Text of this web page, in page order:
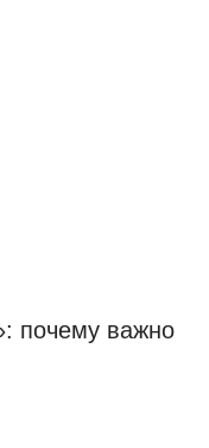
почему важно